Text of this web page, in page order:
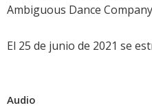
Ambiguous Dance
El 25 de junio de 2021 se
Audio